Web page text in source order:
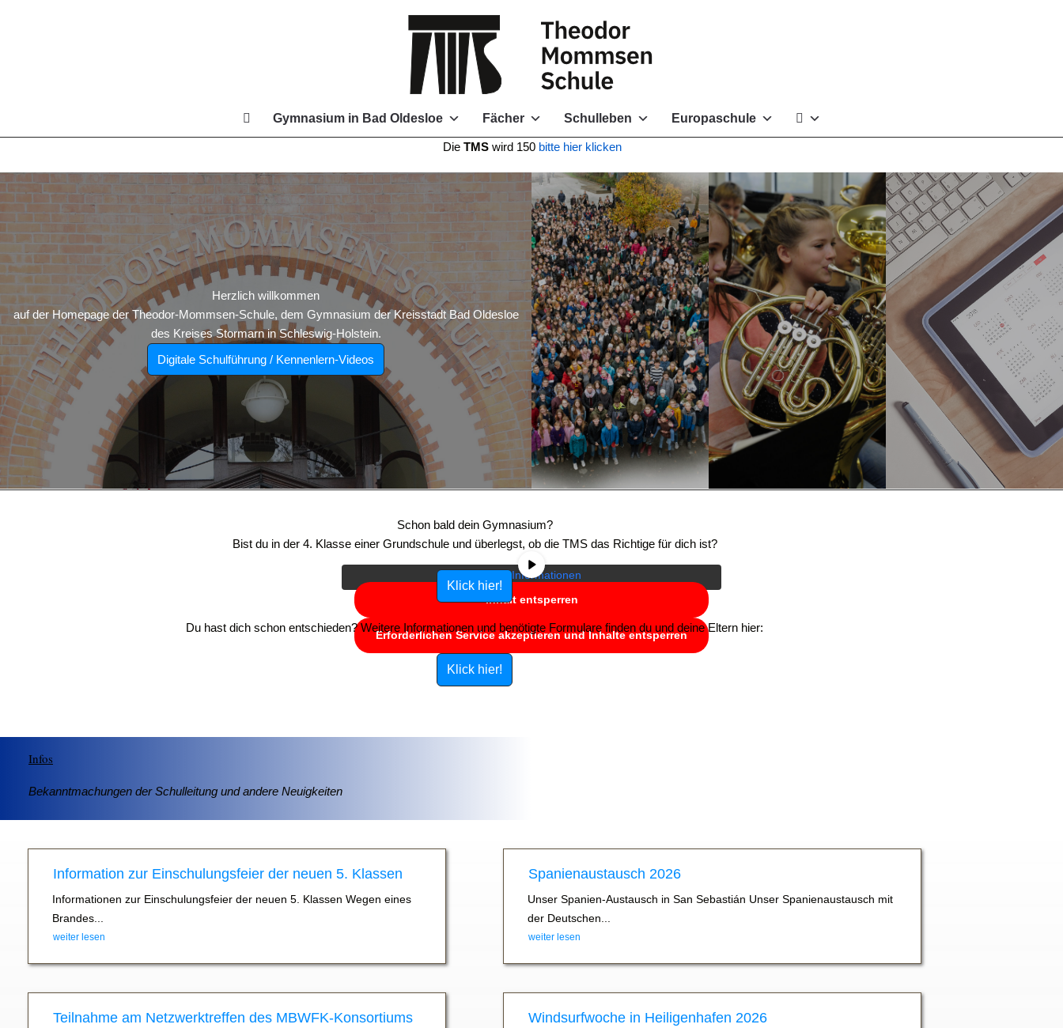
Gymnasium in Bad Oldesloe Fächer Schulleben Europaschule
Die TMS wird 150 bitte hier klicken
Herzlich willkommen
auf der Homepage der Theodor-Mommsen-Schule, dem Gymnasium der Kreisstadt Bad Oldesloe
des Kreises Stormarn in Schleswig-Holstein.
Digitale Schulführung / Kennenlern-Videos
eigentlichen Inhalt zuzugreifen, klicken Sie auf die Schaltfläche unten.
Bitte beachten Sie, dass dabei Daten an Drittanbieter weitergegeben
werden.
Mehr Informationen
Inhalt entsperren
Erforderlichen Service akzeptieren und Inhalte entsperren
Schon bald dein Gymnasium?
Bist du in der 4. Klasse einer Grundschule und überlegst, ob die TMS das Richtige für dich ist?
Klick hier!
Du hast dich schon entschieden? Weitere Informationen und benötigte Formulare finden du und deine Eltern hier:
Klick hier!
Infos
Bekanntmachungen der Schulleitung und andere Neuigkeiten
Information zur Einschulungsfeier der neuen 5. Klassen
Informationen zur Einschulungsfeier der neuen 5. Klassen Wegen eines
Brandes...
weiter lesen
Spanienaustausch 2026
Unser Spanien-Austausch in San Sebastián Unser Spanienaustausch mit
der Deutschen...
weiter lesen
Teilnahme am Netzwerktreffen des MBWFK-Konsortiums
Windsurfwoche in Heiligenhafen 2026